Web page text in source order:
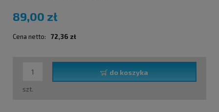
89,00 zł
Cena netto: 72,36 zł
szt.
do koszyka